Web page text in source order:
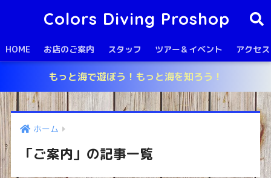
Colors Diving Proshop
HOME お店のご案内 スタッフ ツアー＆イベント アクセス
もっと海で遊ぼう！もっと海を知ろう！
ホーム
「ご案内」の記事一覧